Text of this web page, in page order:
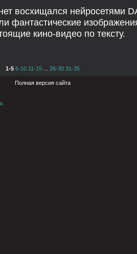
восхищался нейросетями
фантастические
кино-видео по тексту.
1-5 6-10 11-15 26-30 31-35
Полная версия сайта